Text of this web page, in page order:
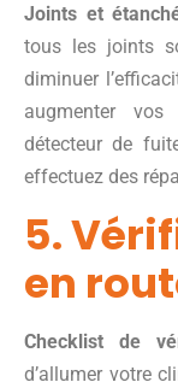
Joints et
tous les joints
diminuer
augmenter vos
détecteur de
effectuez des
5.
en
Checklist de
d’allumer votre